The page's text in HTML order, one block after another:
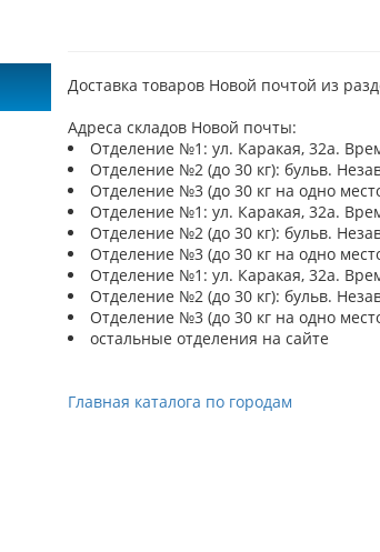
Доставка товаров Новой почтой из
Адреса складов Новой почты:
Отделение №1: ул. Каракая, 32а.
Отделение №2 (до 30 кг): бульв.
Отделение №3 (до 30 кг на одно
Отделение №1: ул. Каракая, 32а.
Отделение №2 (до 30 кг): бульв.
Отделение №3 (до 30 кг на одно
Отделение №1: ул. Каракая, 32а.
Отделение №2 (до 30 кг): бульв.
Отделение №3 (до 30 кг на одно
остальные отделения на сайте
Главная каталога по городам